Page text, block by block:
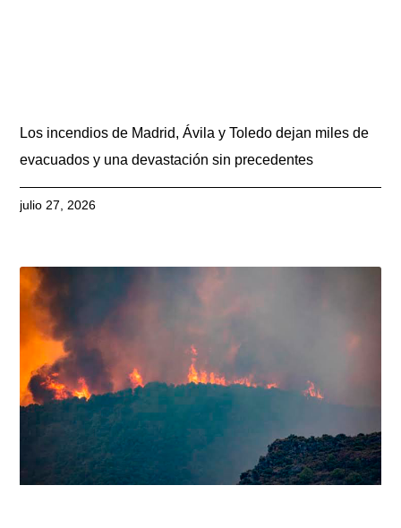
Los incendios de Madrid, Ávila y Toledo dejan miles de
evacuados y una devastación sin precedentes
julio 27, 2026